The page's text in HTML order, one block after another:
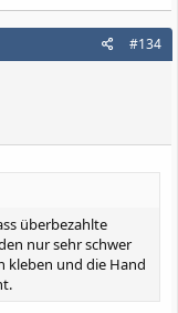
#134
überbezahlte
nur sehr schwer
kleben und die Hand